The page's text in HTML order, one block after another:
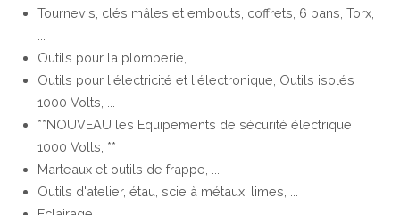
Tournevis, clés mâles et embouts, coffrets, 6 pans, Torx,
...
Outils pour la plomberie, ...
Outils pour l'électricité et l'électronique, Outils isolés
1000 Volts, ...
**NOUVEAU les Equipements de sécurité électrique
1000 Volts, **
Marteaux et outils de frappe, ...
Outils d'atelier, étau, scie à métaux, limes, ...